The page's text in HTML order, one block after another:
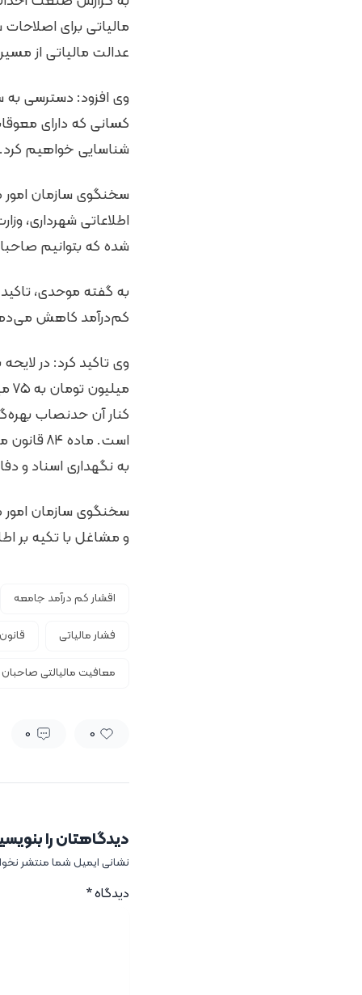
مالیاتی برای
عدالت مالیاتی از
وی افزود: دسترسی به
کسانی که دارای
شناسایی خواهیم کرد.
اطلاعاتی شهرداری،
شده که بتوانیم
به گفته موحدی، تاکید
کم‌درآمد کاهش
است.
به نگهداری اسناد و
و مشاغل با تکیه بر
اقشار کم درآمد جامعه
فشار مالیاتی
معافیت مالیالتی
0
0
دیدگاهتان را
نشانی ایمیل شما منتشر
دیدگاه*